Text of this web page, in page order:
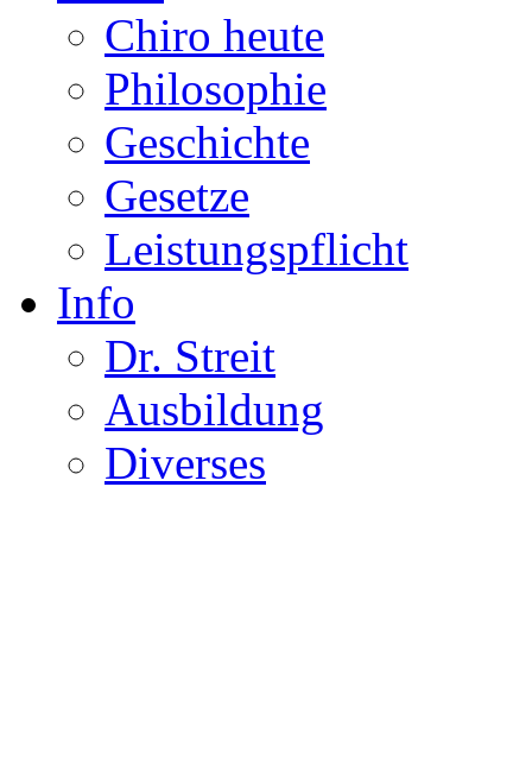
Chiro heute
Philosophie
Geschichte
Gesetze
Leistungspflicht
Info
Dr. Streit
Ausbildung
Diverses